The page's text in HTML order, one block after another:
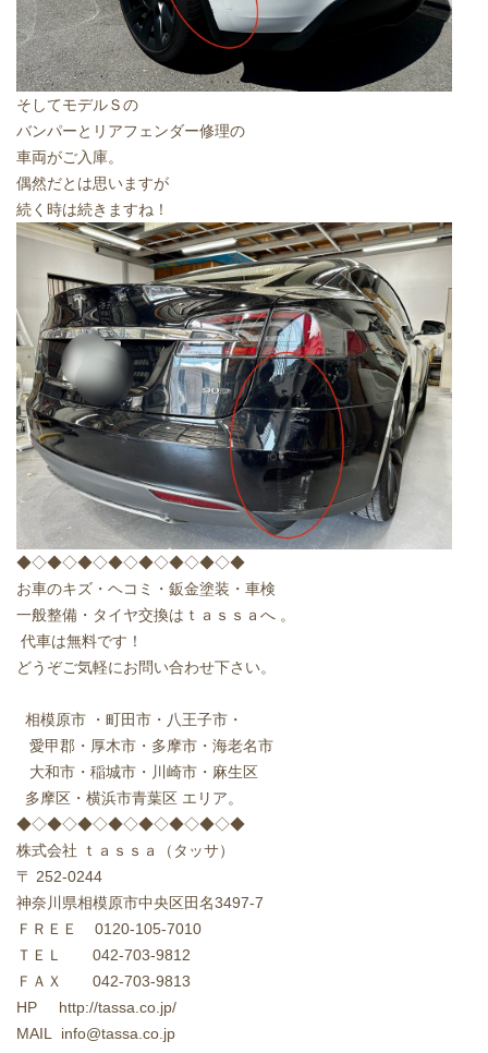
そしてモデルＳの
バンパーとリアフェンダー修理の
車両がご入庫。
偶然だとは思いますが
続く時は続きますね！
◆◇◆◇◆◇◆◇◆◇◆◇◆◇◆
お車のキズ・ヘコミ・鈑金塗装・車検
一般整備・タイヤ交換はｔａｓｓａへ 。
代車は無料です！
どうぞご気軽にお問い合わせ下さい。
相模原市
・町田市・八王子市・
愛甲郡・厚木市・多摩市・海老名市
大和市・稲城市・川崎市・麻生区
多摩区・横浜市青葉区 エリア。
◆◇◆◇◆◇◆◇◆◇◆◇◆◇◆
株式会社
ｔａｓｓａ（タッサ）
〒 252-0244
神奈川県相模原市中央区田名3497-7
ＦＲＥＥ
0120-105-7010
ＴＥＬ
042-703-9812
ＦＡＸ
042-703-9813
HP http://tassa.co.jp/
MAIL info@tassa.co.jp